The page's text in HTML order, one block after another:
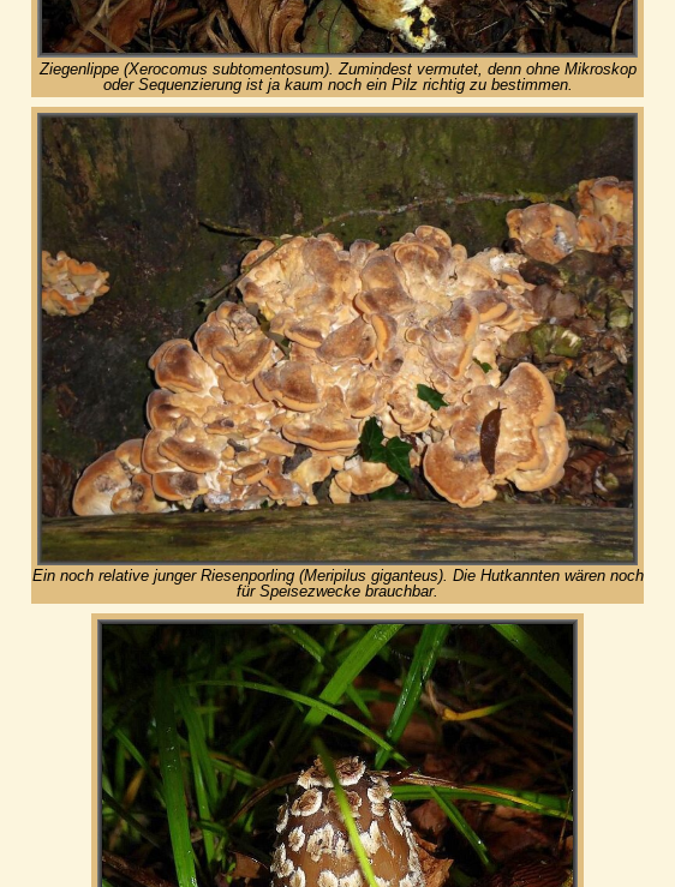
Ziegenlippe (Xerocomus subtomentosum). Zumindest vermutet, denn ohne Mikroskop
oder Sequenzierung ist ja kaum noch ein Pilz richtig zu bestimmen.
Ein noch relative junger Riesenporling (Meripilus giganteus). Die Hutkannten wären noch
für Speisezwecke brauchbar.